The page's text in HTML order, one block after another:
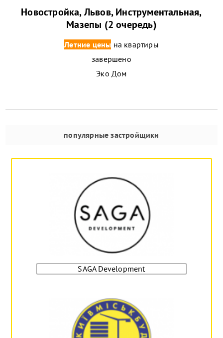
Новостройка, Львов, Инструментальная,
Мазепы (2 очередь)
Летние цены на квартиры
завершено
Эко Дом
популярные застройщики
SAGA Development